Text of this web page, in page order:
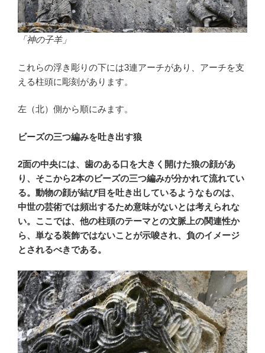
「神の子羊」
これらの浮き彫りの下には3連アーチがあり、アーチを支
える柱頭に彫刻があります。
左（北）側から順にみます。
ビーズの三つ編みを吐き出す狼
2面の中央には、 歯のある口を大きく開けた狼の顔があ
り、そこから2本のビーズの三つ編みが分かれて流れてい
る。動物の顔が結び目を吐き出しているようなものは、
中世の芸術では頻出するため意味がないとは考えられな
い。ここでは、他の柱頭のテーマとの文脈上の関連性か
ら、単なる装飾ではないことが示唆され、負のイメージ
とされるべきである。